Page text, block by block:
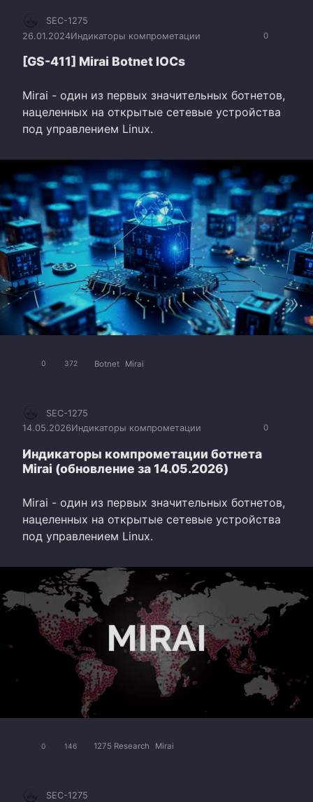
0
SEC-1275
26.01.2024Индикаторы компрометации
[GS-411] Mirai Botnet IOCs
Mirai - один из первых значительных ботнетов,
нацеленных на открытые сетевые устройства
под управлением Linux.
0 372 Botnet Mirai
0
SEC-1275
14.05.2026Индикаторы компрометации
Индикаторы компрометации ботнета
Mirai (обновление за 14.05.2026)
Mirai - один из первых значительных ботнетов,
нацеленных на открытые сетевые устройства
под управлением Linux.
0 146 1275 Research Mirai
SEC-1275